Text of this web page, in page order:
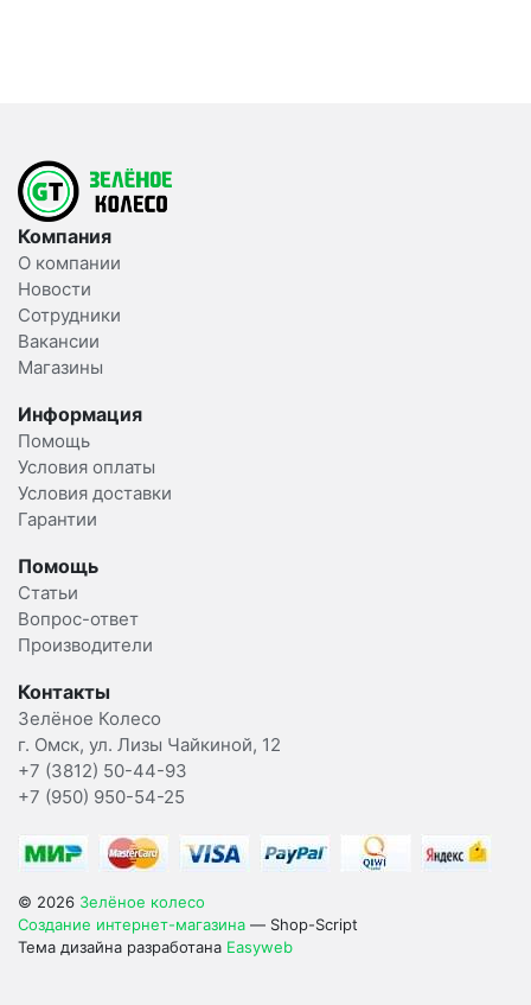
Компания
О компании
Новости
Сотрудники
Вакансии
Магазины
Информация
Помощь
Условия оплаты
Условия доставки
Гарантии
Помощь
Статьи
Вопрос-ответ
Производители
Контакты
Зелёное Колесо
г. Омск, ул. Лизы Чайкиной, 12
+7 (3812) 50-44-93
+7 (950) 950-54-25
© 2026 Зелёное колесо
Создание интернет-магазина — Shop-Script
Тема дизайна разработана Easyweb